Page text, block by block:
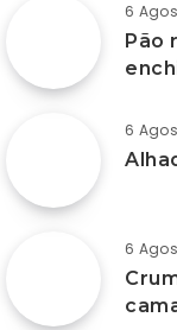
6
Pão
6
6